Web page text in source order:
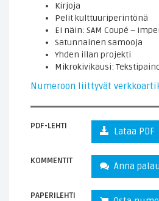
Kirjoja
Pelit kulttuuriperintönä
Ei näin: SAM Coupé –
Satunnainen samooja
Yhden illan projekti
Mikrokivikausi:
Numeroon liittyvät
PDF-LEHTI Lataa PDF
KOMMENTIT Anna
PAPERILEHTI